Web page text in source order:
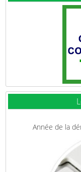
Année de la